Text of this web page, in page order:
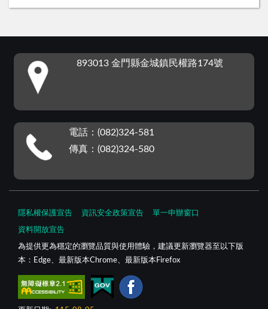
893013 金門縣金城鎮民權路174號
電話：(082)324-581
傳真：(082)324-580
隱私權保護宣告 資訊安全政策宣告 單一申辦窗口
資料開放宣告
為提供更為穩定的瀏覽品質與使用體驗，建議更新瀏覽器至以下版
本：Edge、最新版本Chrome、最新版本Firefox